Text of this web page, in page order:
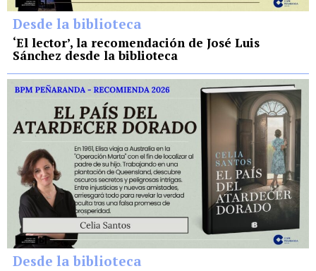
Desde la biblioteca
‘El lector’, la recomendación de José Luis
Sánchez desde la biblioteca
Desde la biblioteca